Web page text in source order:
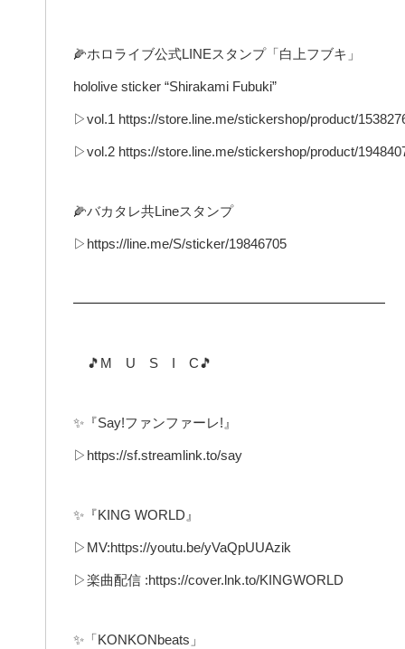
🌽ホロライブ公式LINEスタンプ「白上フブキ」
hololive sticker “Shirakami Fubuki”
▷vol.1 https://store.line.me/stickershop/product/
▷vol.2 https://store.line.me/stickershop/product/
🌽バカタレ共Lineスタンプ
▷https://line.me/S/sticker/19846705
━━━━━━━━━━━━━━━━━━━━━━━
🎵M U S I C🎵
✨『Say!ファンファーレ!』
▷https://sf.streamlink.to/say
✨『KING WORLD』
▷MV:https://youtu.be/yVaQpUUAzik
▷楽曲配信 :https://cover.lnk.to/KINGWORLD
✨「KONKONbeats」